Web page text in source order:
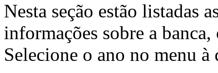
Nesta seção estão listadas
informações sobre a
Selecione o ano no menu à